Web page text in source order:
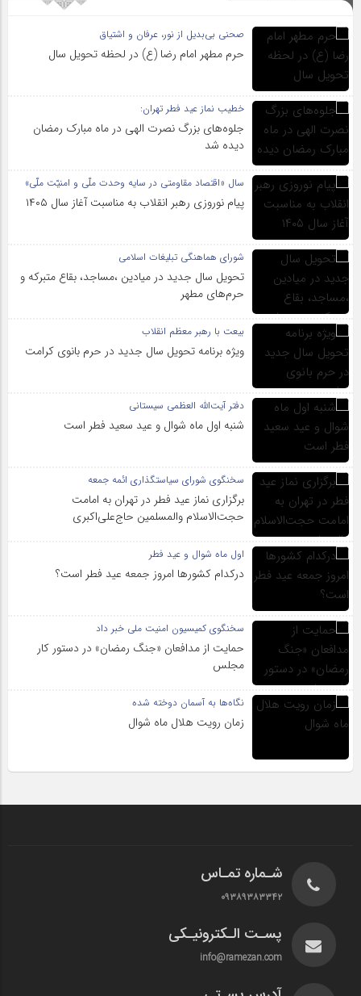
صحنی بی‌بدیل از نور، عرفان و اشتیاق
حرم مطهر امام رضا (ع) در لحظه تحویل سال
خطیب نماز عید فطر تهران:
جلوه‌های بزرگ نصرت الهی در ماه مبارک رمضان
دیده شد
سال «اقتصاد مقاومتی در سایه وحدت ملّی و امنیّت ملّی»
پیام نوروزی رهبر انقلاب به مناسبت آغاز سال ۱۴۰۵
شورای هماهنگی تبلیغات اسلامی
تحویل سال‌ جدید در میادین ،مساجد، بقاع متبرکه‌ و
حرم‌های‌ مطهر
بیعت با رهبر معظم انقلاب
ویژه برنامه تحویل سال جدید در حرم بانوی کرامت
دفتر آیت‌الله العظمی سیستانی
شنبه اول ماه شوال و عید سعید فطر است
سخنگوی شورای سیاستگذاری ائمه جمعه
برگزاری نماز عید فطر در تهران به امامت
حجت‌الاسلام والمسلمین حاج‌علی‌اکبری
اول ماه شوال و عید فطر
درکدام کشورها امروز جمعه عید فطر است؟
سخنگوی کمیسیون امنیت ملی خبر داد
حمایت از مدافعان «جنگ رمضان» در دستور کار
مجلس
نگاه‌ها به آسمان دوخته شده
زمان رویت هلال ماه شوال
شـماره تمـاس
۰۹۳۸۹۳۸۳۳۴۲
پسـت الـکترونیـکی
info@ramezan.com